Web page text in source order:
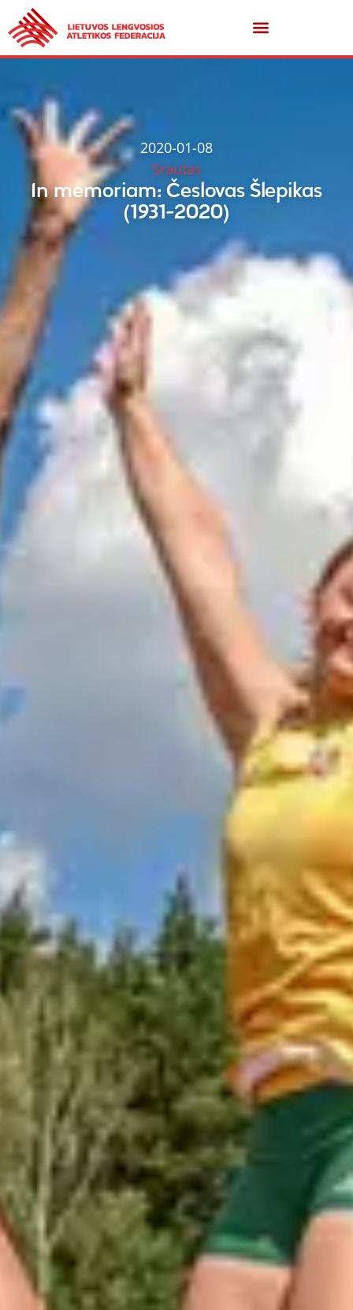
2020-01-08
Srautas
In memoriam: Česlovas Šlepikas
(1931-2020)